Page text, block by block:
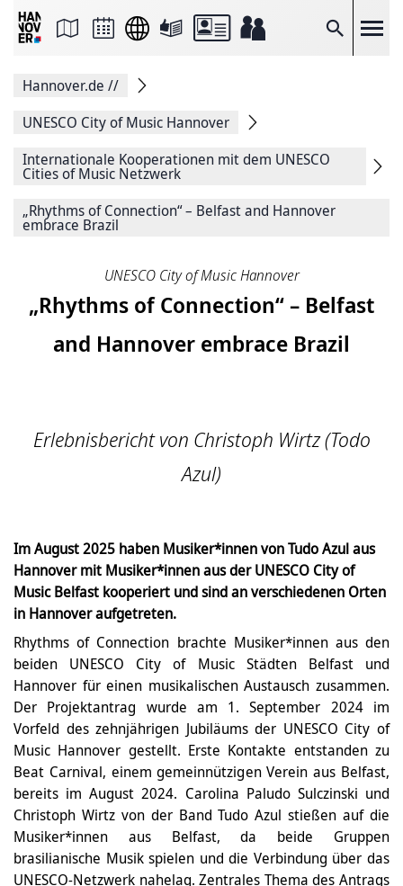
Suche
Seite
Facebook
teilen
Seitenlink
Kopieren
Drucken
Hannover.de //
UNESCO City of Music Hannover
Internationale Kooperationen mit dem UNESCO
Cities of Music Netzwerk
„Rhythms of Connection“ – Belfast and Hannover
embrace Brazil
UNESCO City of Music Hannover
„Rhythms of Connection“ – Belfast
and Hannover embrace Brazil
Erlebnisbericht von Christoph Wirtz (Todo
Azul)
Im August 2025 haben Musiker*innen von Tudo Azul aus
Hannover mit Musiker*innen aus der UNESCO City of
Music Belfast kooperiert und sind an verschiedenen Orten
in Hannover aufgetreten.
Rhythms of Connection brachte Musiker*innen aus den
beiden UNESCO City of Music Städten Belfast und
Hannover für einen musikalischen Austausch zusammen.
Der Projektantrag wurde am 1. September 2024 im
Vorfeld des zehnjährigen Jubiläums der UNESCO City of
Music Hannover gestellt. Erste Kontakte entstanden zu
Beat Carnival, einem gemeinnützigen Verein aus Belfast,
bereits im August 2024. Carolina Paludo Sulczinski und
Christoph Wirtz von der Band Tudo Azul stießen auf die
Musiker*innen aus Belfast, da beide Gruppen
brasilianische Musik spielen und die Verbindung über das
UNESCO-Netzwerk nahelag. Zentrales Thema des Antrags